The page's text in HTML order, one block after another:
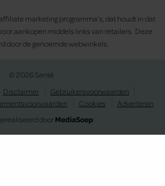
marketing programma’s, dat houdt in dat
aankopen middels links van retailers. Deze
door de genoemde webwinkels.
© 2026 Santé
Disclaimer
Gebruikersvoorwaarden
Cookies
Adverteren
doorMediaSoep